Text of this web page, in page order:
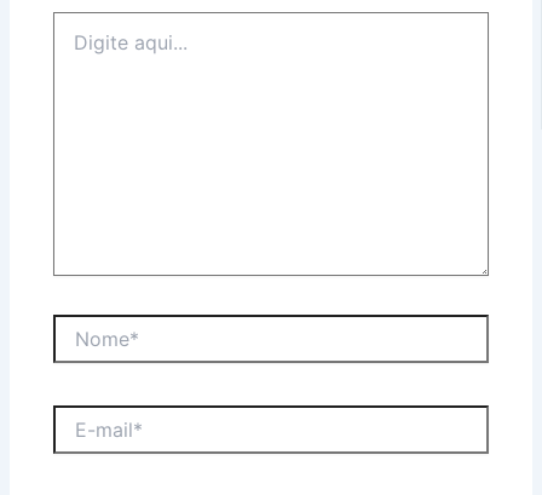
aqui...
mail*